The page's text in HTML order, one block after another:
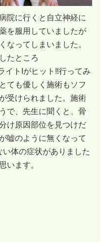
院に行くと自立神経に
を服用していましたが
なってしまいました。
たところ
イトIがヒット‼︎行ってみ
ても優しく施術もソフ
受けられました。施術
で、先生に聞くと、骨
け原因部位を見つけだ
嘘のように無くなって
体の症状がありました
います。